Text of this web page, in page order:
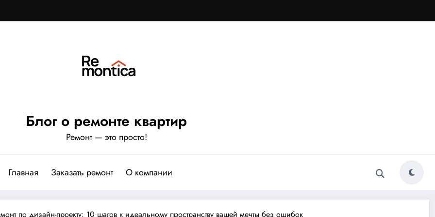
Блог о ремонте квартир
Ремонт — это просто!
Главная Заказать ремонт О компании
по дизайн-проекту: 10 шагов к идеальному пространству вашей мечты без ошибок